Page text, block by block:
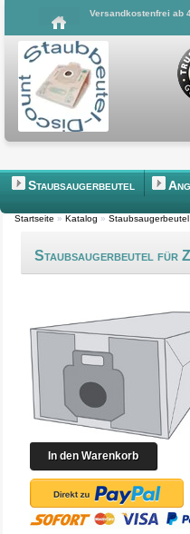
Versandkostenfrei ab
Staubsaugerbeutel
Startseite » Katalog » Staubsaugerbeutel
Staubsaugerbeutel für